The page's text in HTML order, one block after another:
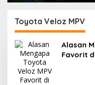
Toyota Veloz MPV
Alasan
Favorit